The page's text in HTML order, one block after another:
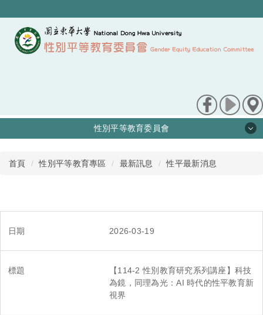
到
性別平等教育委員會
最新訊息
申訴/檢舉管道
首頁 性別平等教育專區 最新訊息 性平最新消息
2026-03-19
【114-2 性別教育研究系列講座】科技
為鏡，同理為光：AI 時代的性平教育新
視界